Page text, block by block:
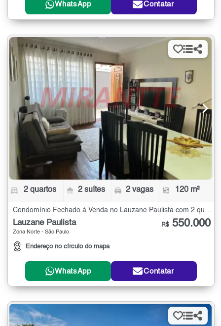
WhatsApp Contatar
2 quartos 2 suítes 2 vagas 120 m²
Lauzane Paulista
Zona Norte - São Paulo
Endereço no círculo do mapa
R$ 550.000
WhatsApp Contatar